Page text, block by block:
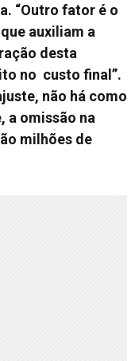
“Outro fator é o
auxiliam a
desta
no custo final”.
não há como
a omissão na
milhões de